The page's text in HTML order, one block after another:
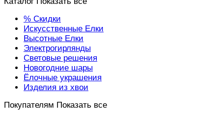
% Скидки
Искусственные Елки
Высотные Елки
Электрогирлянды
Световые решения
Новогодние шары
Ёлочные украшения
Изделия из хвои
Покупателям Показать все